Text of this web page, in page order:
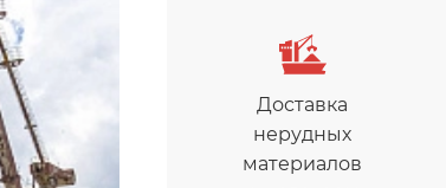
Доставка
нерудных
материалов